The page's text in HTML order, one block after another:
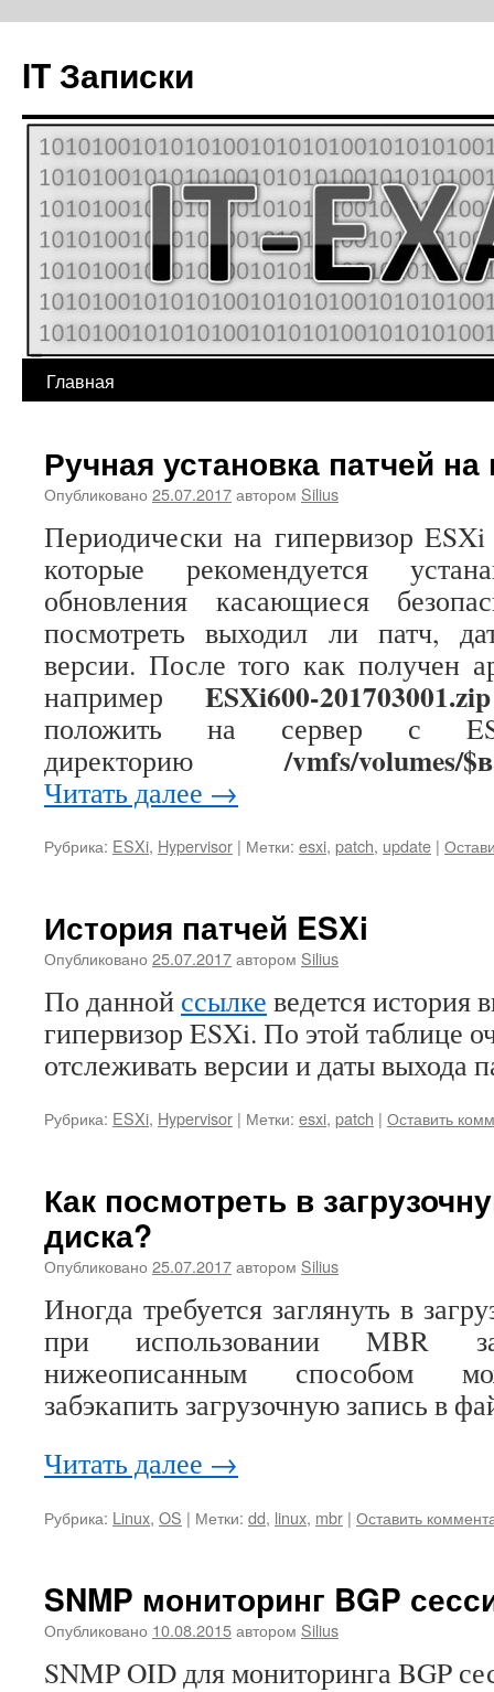
IT Записки
Перейти
содержимому
Главная
Ручная установка патчей
Опубликовано 25.07.2017автором Silius
Периодически на гипервизор
которые рекомендуется
обновления касающиеся
посмотреть выходил ли патч,
версии. После того как получен
например ESXi600-201703001.zip
положить на сервер с
директорию/vmfs/
Читать далее →
Рубрика: ESXi, Hypervisor | Метки: esxi, patch, update |
История патчей ESXi
Опубликовано 25.07.2017автором Silius
По данной ссылке ведется история
гипервизор ESXi. По этой таблице
отслеживать версии и даты выхода
Рубрика: ESXi, Hypervisor | Метки: esxi, patch | Оставить
Как посмотреть в
диска?
Опубликовано 25.07.2017автором Silius
Иногда требуется заглянуть в
при использовании MBR
нижеописанным способом
забэкапить загрузочную запись в
Читать далее →
Рубрика: Linux, OS | Метки: dd, linux, mbr | Оставить
SNMP мониторинг BGP
Опубликовано 10.08.2015автором Silius
SNMP OID для мониторинга BGP